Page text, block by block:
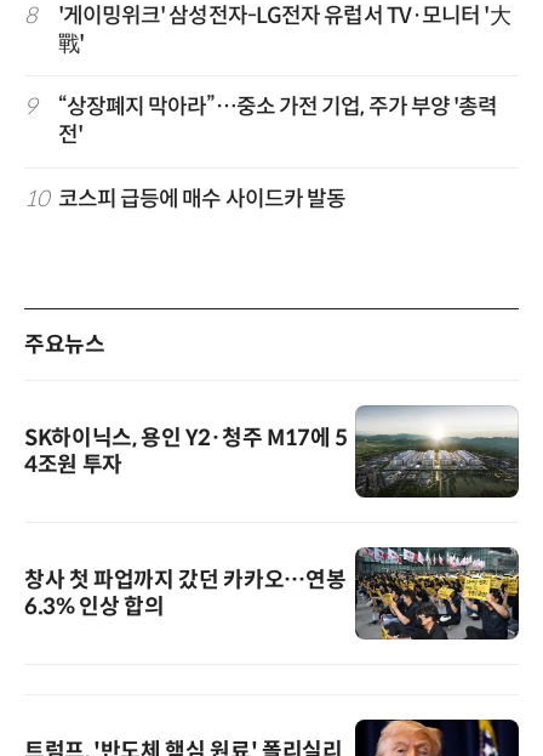
8
'게이밍위크' 삼성전자-LG전자 유럽서 TV·모니터 '大
戰'
9
“상장폐지 막아라”…중소 가전 기업, 주가 부양 '총력
전'
10 코스피 급등에 매수 사이드카 발동
주요뉴스
SK하이닉스, 용인 Y2·청주 M17에 5
4조원 투자
창사 첫 파업까지 갔던 카카오…연봉
6.3% 인상 합의